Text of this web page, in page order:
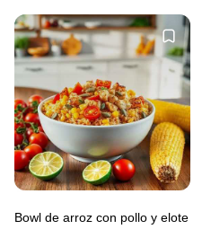
Bowl de arroz con pollo y elote